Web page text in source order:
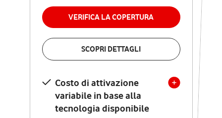
VERIFICA LA COPERTURA
SCOPRI DETTAGLI
Costo di attivazione
variabile in base alla
tecnologia disponibile
permanenza
VERIFICA LA COPERTURA
Costo di attivazione
variabile in base alla
tecnologia disponibile